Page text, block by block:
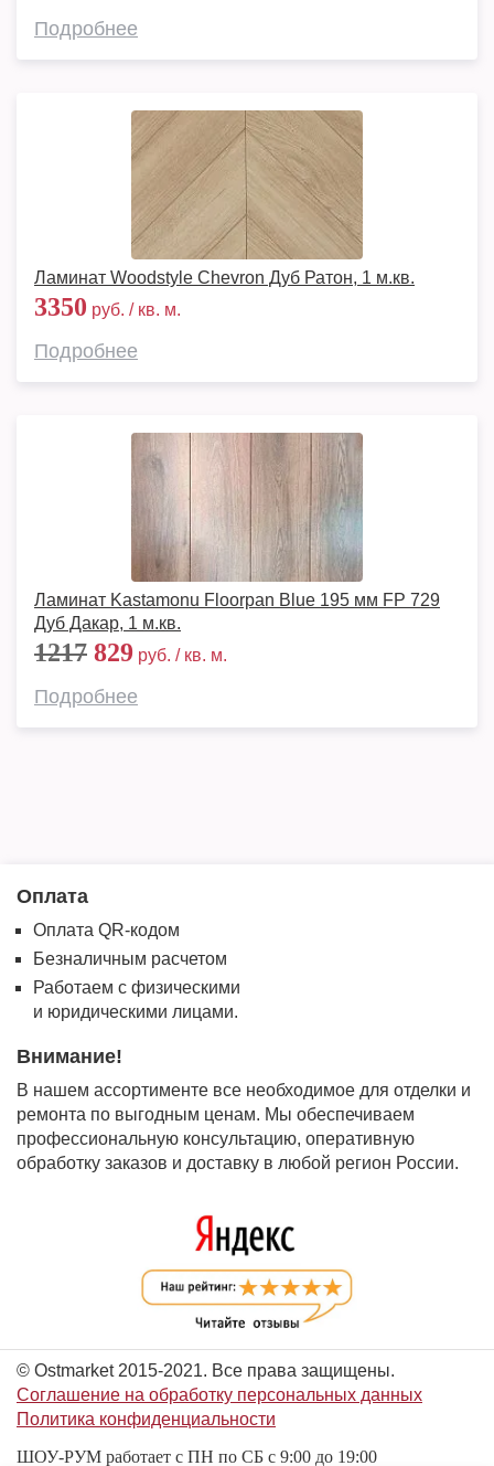
Подробнее
Ламинат Woodstyle Chevron Дуб Ратон, 1 м.кв.
3350 руб. / кв. м.
Подробнее
Ламинат Kastamonu Floorpan Blue 195 мм FP 729
Дуб Дакар, 1 м.кв.
1217 829 руб. / кв. м.
Подробнее
Оплата
Оплата QR-кодом
Безналичным расчетом
Работаем с физическими
и юридическими лицами.
Внимание!
В нашем ассортименте все необходимое для отделки и
ремонта по выгодным ценам. Мы обеспечиваем
профессиональную консультацию, оперативную
обработку заказов и доставку в любой регион России.
© Ostmarket 2015-2021. Все права защищены.
Соглашение на обработку персональных данных
Политика конфиденциальности
ШОУ-РУМ работает с ПН по СБ с 9:00 до 19:00